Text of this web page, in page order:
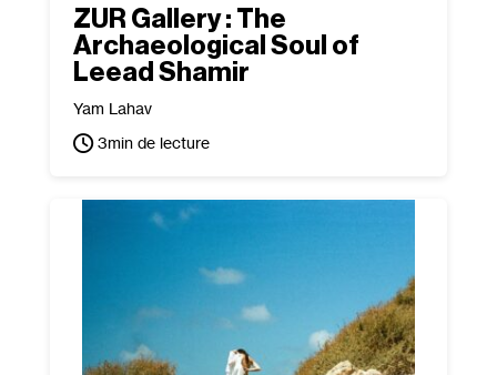
ZUR Gallery : The
Archaeological Soul of
Leead Shamir
Yam Lahav
3min de lecture